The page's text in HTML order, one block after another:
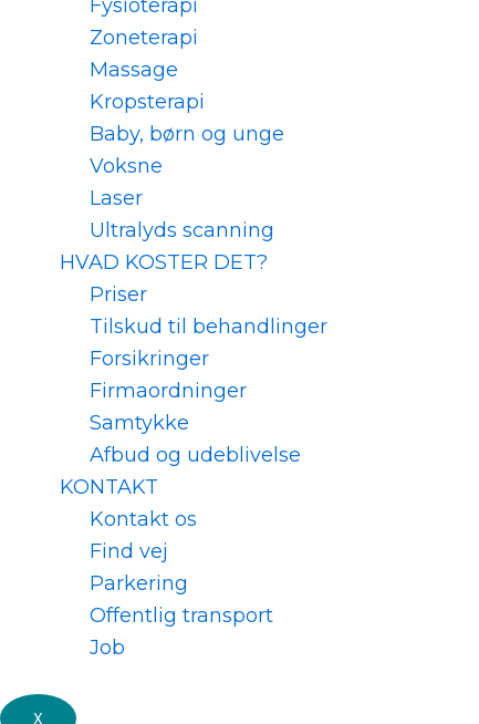
Fysioterapi
Zoneterapi
Massage
Kropsterapi
Baby, børn og unge
Voksne
Laser
Ultralyds scanning
HVAD KOSTER DET?
Priser
Tilskud til behandlinger
Forsikringer
Firmaordninger
Samtykke
Afbud og udeblivelse
KONTAKT
Kontakt os
Find vej
Parkering
Offentlig transport
Job
X